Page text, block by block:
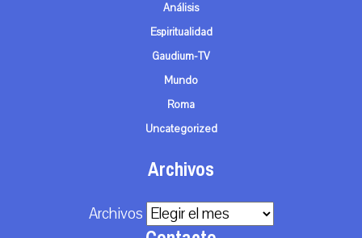
Análisis
Espiritualidad
Gaudium-TV
Mundo
Roma
Uncategorized
Archivos
Archivos